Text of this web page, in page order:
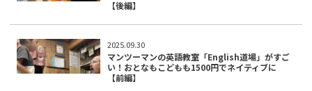
【後編】
2025.09.30
マンツーマンの英語教室「English道場」がすご
い！おとなもこどもも1500円でネイティブに
【前編】